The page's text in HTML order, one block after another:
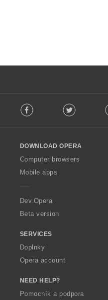
o
w
O
p
a
Facebook Twitter
DOWNLOAD OPERA
Computer browsers
Mobile apps
Dev.Opera
Beta version
SERVICES
Doplnky
Opera account
NEED HELP?
Pomocník a podpora